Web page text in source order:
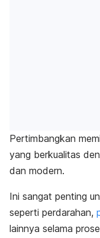
Pertimbangkan
yang berkualitas
dan modern.
Ini sangat penting
seperti perdarahan,
lainnya selama